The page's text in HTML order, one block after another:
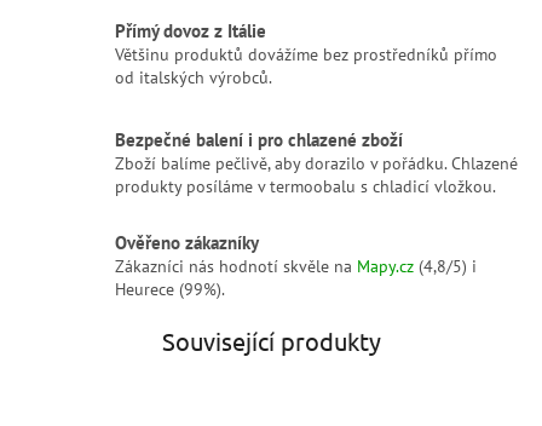
Přímý dovoz z Itálie
Většinu produktů dovážíme bez prostředníků přímo
od italských výrobců.
Bezpečné balení i pro chlazené zboží
Zboží balíme pečlivě, aby dorazilo v pořádku. Chlazené
produkty posíláme v termoobalu s chladicí vložkou.
Ověřeno zákazníky
Zákazníci nás hodnotí skvěle na Mapy.cz (4,8/5) i
Heurece (99%).
Související produkty